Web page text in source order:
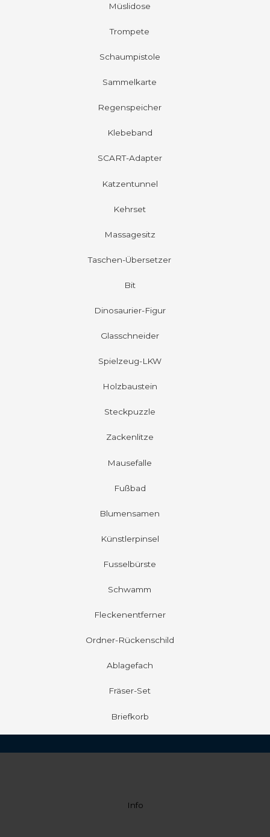
Müslidose
Trompete
Schaumpistole
Sammelkarte
Regenspeicher
Klebeband
SCART-Adapter
Katzentunnel
Kehrset
Massagesitz
Taschen-Übersetzer
Bit
Dinosaurier-Figur
Glasschneider
Spielzeug-LKW
Holzbaustein
Steckpuzzle
Zackenlitze
Mausefalle
Fußbad
Blumensamen
Künstlerpinsel
Fusselbürste
Schwamm
Fleckenentferner
Ordner-Rückenschild
Ablagefach
Fräser-Set
Briefkorb
Info